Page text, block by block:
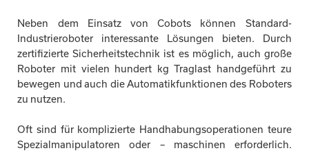
Neben dem Einsatz von Cobots können Standard-
Industrieroboter interessante Lösungen bieten. Durch
zertifizierte Sicherheitstechnik ist es möglich, auch große
Roboter mit vielen hundert kg Traglast handgeführt zu
bewegen und auch die Automatikfunktionen des Roboters
zu nutzen.
Oft sind für komplizierte Handhabungsoperationen teure
Spezialmanipulatoren oder – maschinen erforderlich.